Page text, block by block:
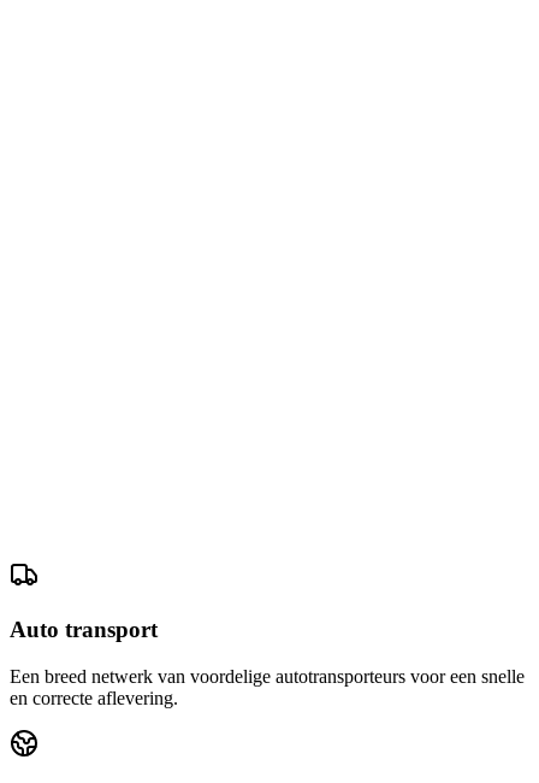
Auto transport
Een breed netwerk van voordelige autotransporteurs voor een snelle
en correcte aflevering.